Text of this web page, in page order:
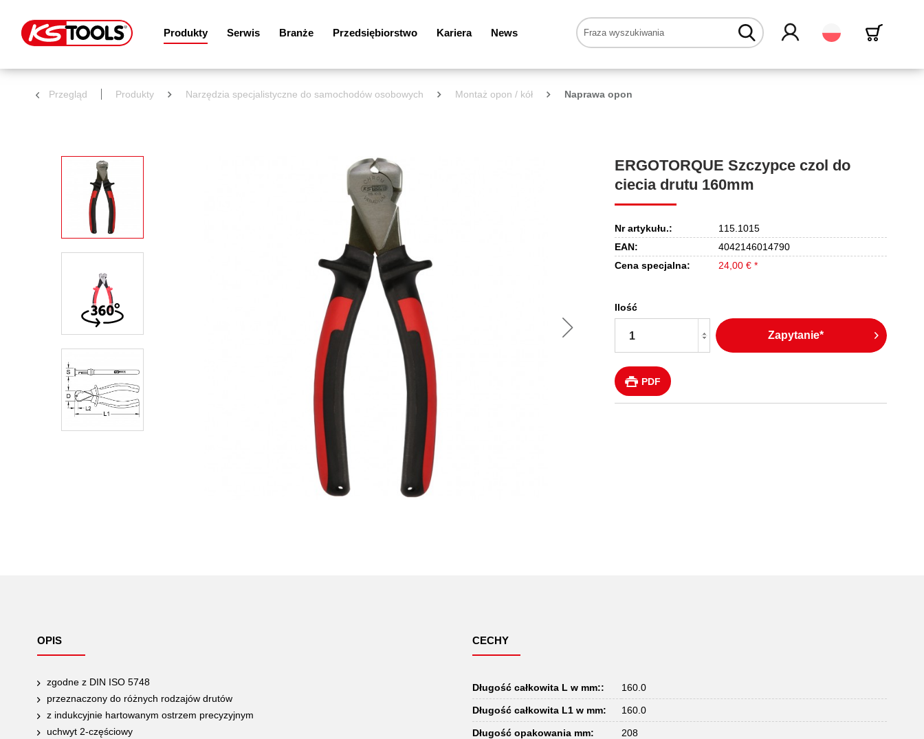
Produkty Serwis Branże Przedsiębiorstwo Kariera News Polski
Przegląd Produkty Narzędzia specjalistyczne do samochodów osobowych Montaż opon / kół Naprawa opon
ERGOTORQUE Szczypce czol do
ciecia drutu 160mm
Nr artykułu.:
115.1015
EAN:
4042146014790
Cena specjalna:
24,00 € *
Ilość
Zapytanie*
PDF
OPIS
zgodne z DIN ISO 5748
przeznaczony do różnych rodzajów drutów
z indukcyjnie hartowanym ostrzem precyzyjnym
uchwyt 2-częściowy
CECHY
Długość całkowita L w mm:: 160.0
Długość całkowita L1 w mm: 160.0
Długość opakowania mm: 208